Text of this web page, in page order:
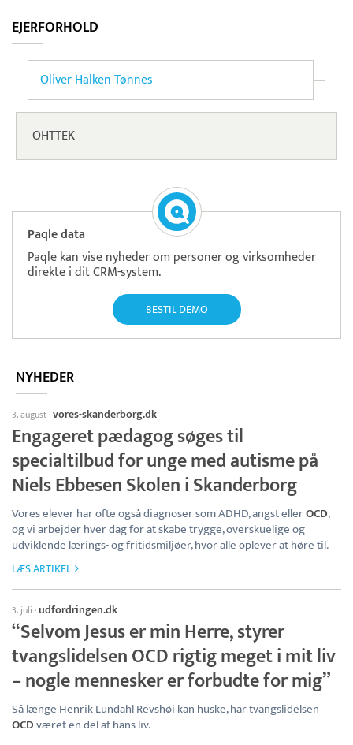
EJERFORHOLD
Oliver Halken Tønnes
OHTTEK
Paqle data
Paqle kan vise nyheder om personer og virksomheder
direkte i dit CRM-system.
BESTIL DEMO
NYHEDER
3. august·vores-skanderborg.dk
Engageret pædagog søges til
specialtilbud for unge med autisme på
Niels Ebbesen Skolen i Skanderborg
Vores elever har ofte også diagnoser som ADHD, angst ellerOCD,
og vi arbejder hver dag for at skabe trygge, overskuelige og
udviklende lærings- og fritidsmiljøer, hvor alle oplever at høre til.
LÆS ARTIKEL
3. juli · udfordringen.dk
“Selvom Jesus er min Herre, styrer
tvangslidelsen OCD rigtig meget i mit liv
– nogle mennesker er forbudte for mig”
Så længe Henrik Lundahl Revshøi kan huske, har tvangslidelsen
OCDværet en del af hans liv.